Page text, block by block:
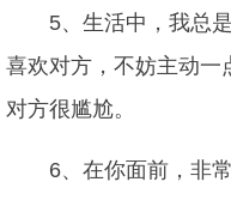
5、生活中，我总
喜欢对方，不妨主动一
对方很尴尬。
6、在你面前，非